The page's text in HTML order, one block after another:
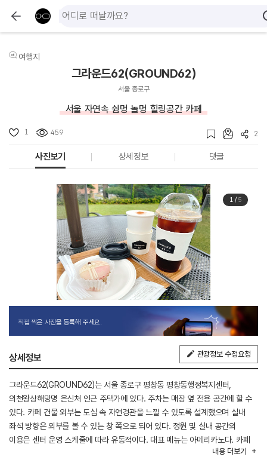
여행지
그라운드62(GROUND62)
서울 종로구
서울 자연속 쉼멍 놀멍 힐링공간 카페
1 459 2
사진보기 상세정보 댓글
1/ 5
직접 찍은 사진을 등록해 주세요.
상세정보 관광정보 수정요청
그라운드62(GROUND62)는 서울 종로구 평창동 평창동행정복지센터,
의천왕상해망명 은신처 인근 주택가에 있다. 주차는 매장 옆 전용 공간에 할 수
있다. 카페 건물 외부는 도심 속 자연경관을 느낄 수 있도록 설계했으며 실내
좌석 방향은 외부를 볼 수 있는 창 쪽으로 되어 있다. 정원 및 실내 공간의
이용은 센터 운영 스케줄에 따라 유동적이다. 대표 메뉴는 아메리카노다. 카페
인근에 의친왕상해망명 은신처, 세검정, 김영종미술관, 쉼박물관, 화정박물관
내용 더보기